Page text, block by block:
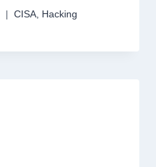
CISA, Hacking